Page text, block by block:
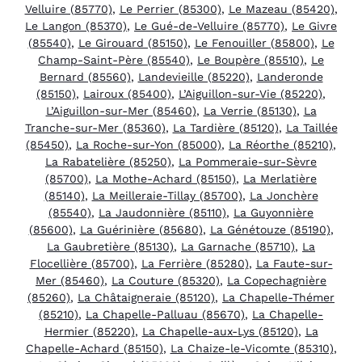
Velluire (85770), Le Perrier (85300), Le Mazeau (85420),
Le Langon (85370), Le Gué-de-Velluire (85770), Le Givre
(85540), Le Girouard (85150), Le Fenouiller (85800), Le
Champ-Saint-Père (85540), Le Boupère (85510), Le
Bernard (85560), Landevieille (85220), Landeronde
(85150), Lairoux (85400), L’Aiguillon-sur-Vie (85220),
L’Aiguillon-sur-Mer (85460), La Verrie (85130), La
Tranche-sur-Mer (85360), La Tardière (85120), La Taillée
(85450), La Roche-sur-Yon (85000), La Réorthe (85210),
La Rabatelière (85250), La Pommeraie-sur-Sèvre
(85700), La Mothe-Achard (85150), La Merlatière
(85140), La Meilleraie-Tillay (85700), La Jonchère
(85540), La Jaudonnière (85110), La Guyonnière
(85600), La Guérinière (85680), La Génétouze (85190),
La Gaubretière (85130), La Garnache (85710), La
Flocellière (85700), La Ferrière (85280), La Faute-sur-
Mer (85460), La Couture (85320), La Copechagnière
(85260), La Châtaigneraie (85120), La Chapelle-Thémer
(85210), La Chapelle-Palluau (85670), La Chapelle-
Hermier (85220), La Chapelle-aux-Lys (85120), La
Chapelle-Achard (85150), La Chaize-le-Vicomte (85310),